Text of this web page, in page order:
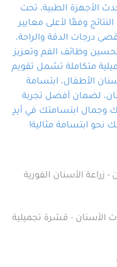
أمينة تلبي احتياجاتك بكل
ودقة.
الأجهزة الطبية، تحت
وفقًا لأعلى معايير
درجات الدقة والراحة،
وظائف الفم وتعزيز
متكاملة تشمل تقويم
الأطفال، ابتسامة
لضمان أفضل تجربة
وجمال ابتسامتك في أيدٍ
نحو ابتسامة مثالية!
زراعة الأسنان الفورية
الأسنان - قشرة تجميلية